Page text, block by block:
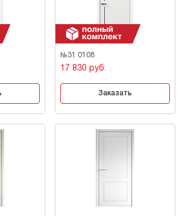
№31 0108
17 830 руб.
Заказать